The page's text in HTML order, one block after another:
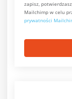
zapisz,
Mailchimp w celu
prywatności